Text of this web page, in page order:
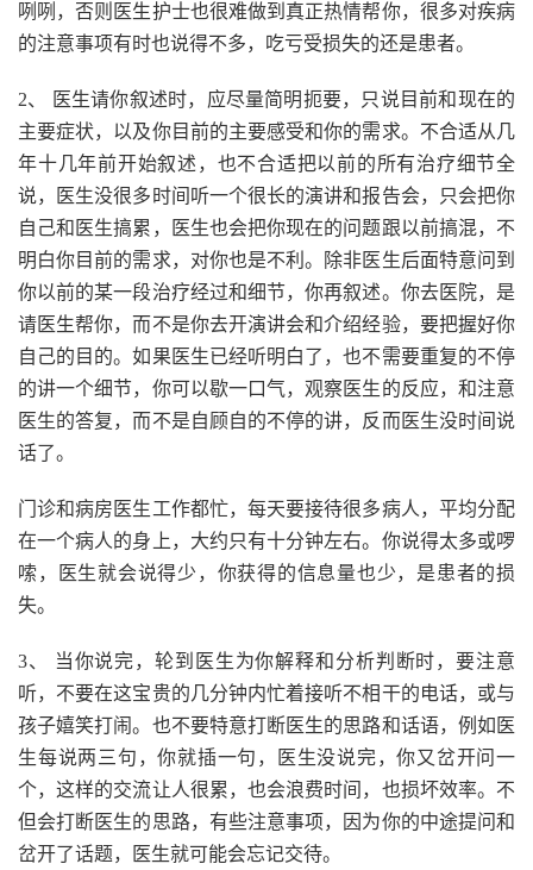
咧咧，否则医生护士也很难做到真正热情帮你，很多对疾病
的注意事项有时也说得不多，吃亏受损失的还是患者。
2、 医生请你叙述时，应尽量简明扼要，只说目前和现在的
主要症状，以及你目前的主要感受和你的需求。不合适从几
年十几年前开始叙述，也不合适把以前的所有治疗细节全
说，医生没很多时间听一个很长的演讲和报告会，只会把你
自己和医生搞累，医生也会把你现在的问题跟以前搞混，不
明白你目前的需求，对你也是不利。除非医生后面特意问到
你以前的某一段治疗经过和细节，你再叙述。你去医院，是
请医生帮你，而不是你去开演讲会和介绍经验，要把握好你
自己的目的。如果医生已经听明白了，也不需要重复的不停
的讲一个细节，你可以歇一口气，观察医生的反应，和注意
医生的答复，而不是自顾自的不停的讲，反而医生没时间说
话了。
门诊和病房医生工作都忙，每天要接待很多病人，平均分配
在一个病人的身上，大约只有十分钟左右。你说得太多或啰
嗦，医生就会说得少，你获得的信息量也少，是患者的损
失。
3、 当你说完，轮到医生为你解释和分析判断时，要注意
听，不要在这宝贵的几分钟内忙着接听不相干的电话，或与
孩子嬉笑打闹。也不要特意打断医生的思路和话语，例如医
生每说两三句，你就插一句，医生没说完，你又岔开问一
个，这样的交流让人很累，也会浪费时间，也损坏效率。不
但会打断医生的思路，有些注意事项，因为你的中途提问和
岔开了话题，医生就可能会忘记交待。